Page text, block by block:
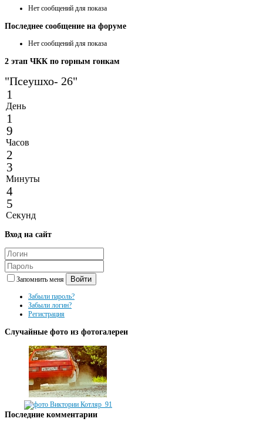
Нет сообщений для показа
Последнее сообщение на форуме
Нет сообщений для показа
2 этап ЧКК по горным гонкам
"Псеушхо- 26"
1
День
1
9
Часов
2
3
Минуты
4
5
Секунд
Вход на сайт
Запомнить меня Войти
Забыли пароль?
Забыли логин?
Регистрация
Случайные фото из фотогалереи
Последние комментарии